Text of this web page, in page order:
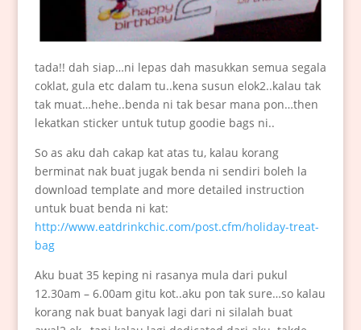
tada!! dah siap…ni lepas dah masukkan semua segala
coklat, gula etc dalam tu..kena susun elok2..kalau tak
tak muat…hehe..benda ni tak besar mana pon…then
lekatkan sticker untuk tutup goodie bags ni..
So as aku dah cakap kat atas tu, kalau korang
berminat nak buat jugak benda ni sendiri boleh la
download template and more detailed instruction
untuk buat benda ni kat:
http://www.eatdrinkchic.com/post.cfm/holiday-treat-
bag
Aku buat 35 keping ni rasanya mula dari pukul
12.30am – 6.00am gitu kot..aku pon tak sure…so kalau
korang nak buat banyak lagi dari ni silalah buat